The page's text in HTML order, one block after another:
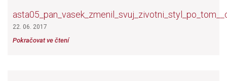
22. 06. 2017
Pokračovat ve čtení